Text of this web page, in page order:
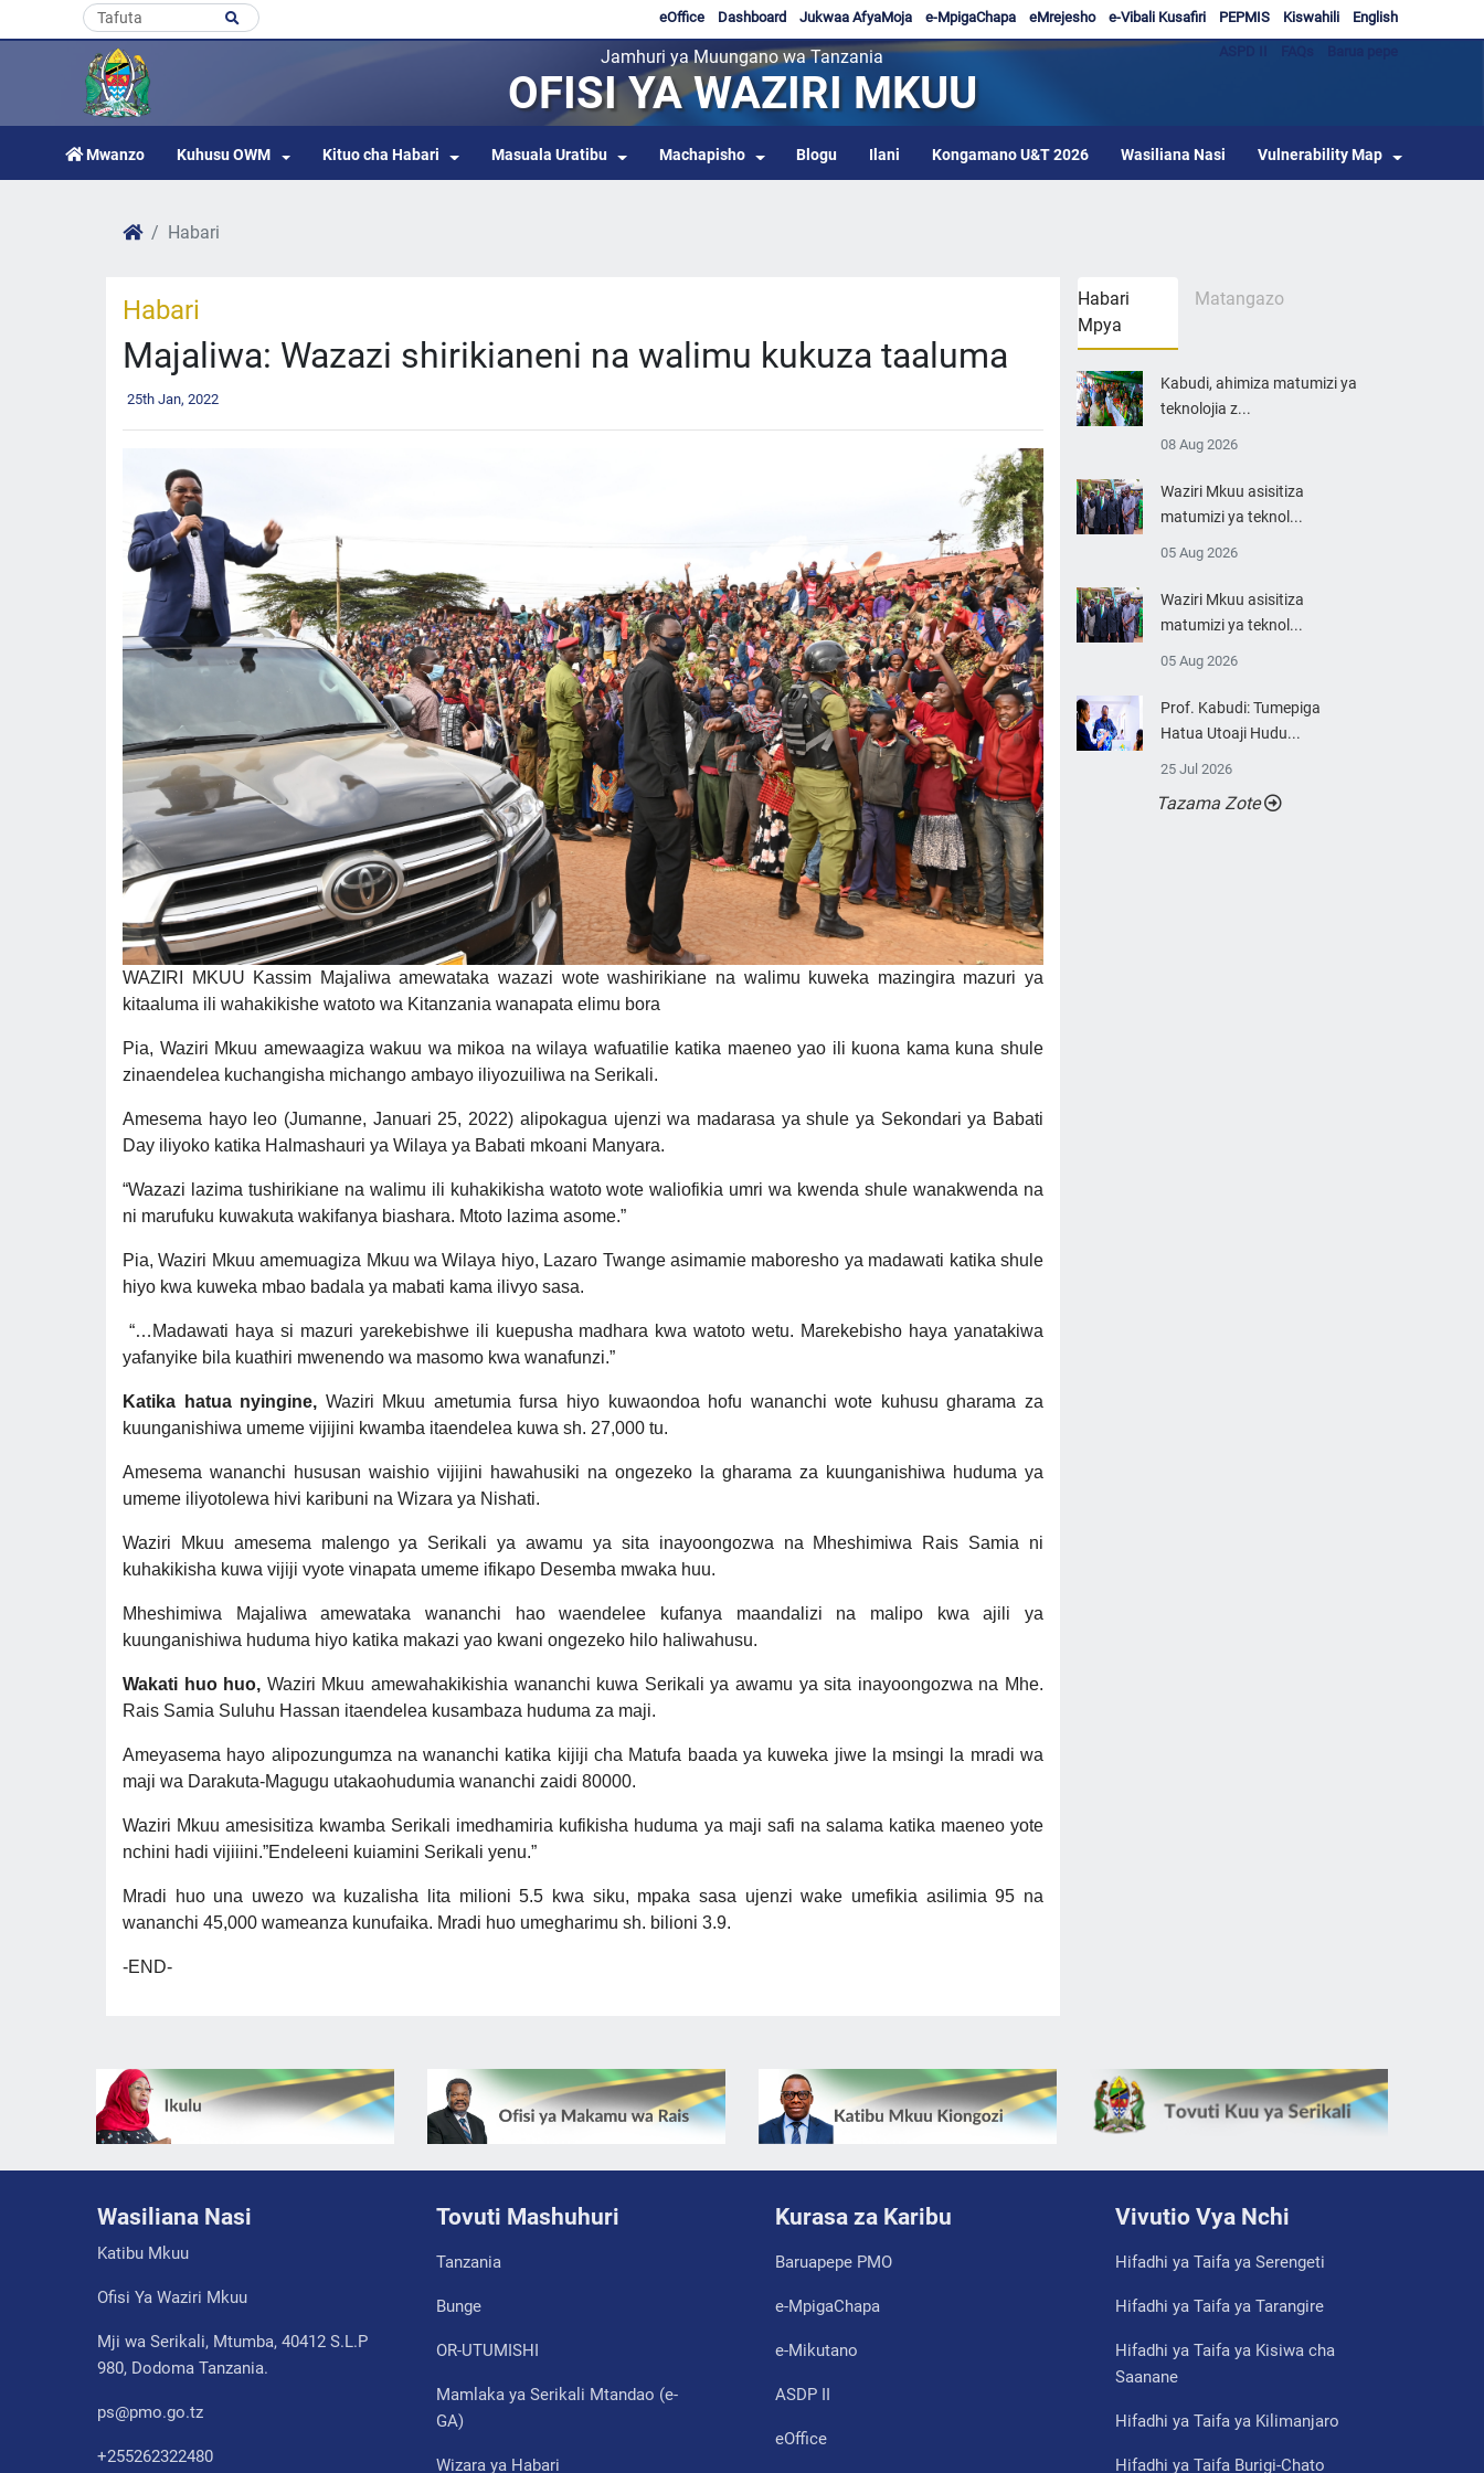
English
Kiswahili
PEPMIS
e-Vibali Kusafiri
eMrejesho
e-MpigaChapa
Jukwaa AfyaMoja
Dashboard
eOffice
Jamhuri ya Muungano wa Tanzania
OFISI YA WAZIRI MKUU
Mwanzo Kuhusu OWM Kituo cha Habari Masuala Uratibu Machapisho Blogu Ilani Kongamano U&T 2026 Wasiliana Nasi Vulnerability Map
Habari
Habari
Majaliwa: Wazazi shirikianeni na walimu kukuza taaluma
25th Jan, 2022
WAZIRI MKUU Kassim Majaliwa amewataka wazazi wote washirikiane na walimu kuweka mazingira mazuri ya
kitaaluma ili wahakikishe watoto wa Kitanzania wanapata elimu bora
Pia, Waziri Mkuu amewaagiza wakuu wa mikoa na wilaya wafuatilie katika maeneo yao ili kuona kama kuna shule
zinaendelea kuchangisha michango ambayo iliyozuiliwa na Serikali.
Amesema hayo leo (Jumanne, Januari 25, 2022) alipokagua ujenzi wa madarasa ya shule ya Sekondari ya Babati
Day iliyoko katika Halmashauri ya Wilaya ya Babati mkoani Manyara.
“Wazazi lazima tushirikiane na walimu ili kuhakikisha watoto wote waliofikia umri wa kwenda shule wanakwenda na
ni marufuku kuwakuta wakifanya biashara. Mtoto lazima asome.”
Pia, Waziri Mkuu amemuagiza Mkuu wa Wilaya hiyo, Lazaro Twange asimamie maboresho ya madawati katika shule
hiyo kwa kuweka mbao badala ya mabati kama ilivyo sasa.
“…Madawati haya si mazuri yarekebishwe ili kuepusha madhara kwa watoto wetu. Marekebisho haya yanatakiwa
yafanyike bila kuathiri mwenendo wa masomo kwa wanafunzi.”
Katika hatua nyingine, Waziri Mkuu ametumia fursa hiyo kuwaondoa hofu wananchi wote kuhusu gharama za
kuunganishiwa umeme vijijini kwamba itaendelea kuwa sh. 27,000 tu.
Amesema wananchi hususan waishio vijijini hawahusiki na ongezeko la gharama za kuunganishiwa huduma ya
umeme iliyotolewa hivi karibuni na Wizara ya Nishati.
Waziri Mkuu amesema malengo ya Serikali ya awamu ya sita inayoongozwa na Mheshimiwa Rais Samia ni
kuhakikisha kuwa vijiji vyote vinapata umeme ifikapo Desemba mwaka huu.
Mheshimiwa Majaliwa amewataka wananchi hao waendelee kufanya maandalizi na malipo kwa ajili ya
kuunganishiwa huduma hiyo katika makazi yao kwani ongezeko hilo haliwahusu.
Wakati huo huo, Waziri Mkuu amewahakikishia wananchi kuwa Serikali ya awamu ya sita inayoongozwa na Mhe.
Rais Samia Suluhu Hassan itaendelea kusambaza huduma za maji.
Ameyasema hayo alipozungumza na wananchi katika kijiji cha Matufa baada ya kuweka jiwe la msingi la mradi wa
maji wa Darakuta-Magugu utakaohudumia wananchi zaidi 80000.
Waziri Mkuu amesisitiza kwamba Serikali imedhamiria kufikisha huduma ya maji safi na salama katika maeneo yote
nchini hadi vijiiini.”Endeleeni kuiamini Serikali yenu.”
Mradi huo una uwezo wa kuzalisha lita milioni 5.5 kwa siku, mpaka sasa ujenzi wake umefikia asilimia 95 na
wananchi 45,000 wameanza kunufaika. Mradi huo umegharimu sh. bilioni 3.9.
-END-
Habari
Mpya
Matangazo
Kabudi, ahimiza matumizi ya
teknolojia z...
08 Aug 2026
Waziri Mkuu asisitiza
matumizi ya teknol...
05 Aug 2026
Waziri Mkuu asisitiza
matumizi ya teknol...
05 Aug 2026
Prof. Kabudi: Tumepiga
Hatua Utoaji Hudu...
25 Jul 2026
Tazama Zote
Wasiliana Nasi
Katibu Mkuu
Ofisi Ya Waziri Mkuu
Mji wa Serikali, Mtumba, 40412 S.L.P
980, Dodoma Tanzania.
ps@pmo.go.tz
+255262322480
Tovuti Mashuhuri
Tanzania
Bunge
OR-UTUMISHI
Mamlaka ya Serikali Mtandao (e-
GA)
Wizara ya Habari
Kurasa za Karibu
Baruapepe PMO
e-MpigaChapa
e-Mikutano
ASDP II
eOffice
Vivutio Vya Nchi
Hifadhi ya Taifa ya Serengeti
Hifadhi ya Taifa ya Tarangire
Hifadhi ya Taifa ya Kisiwa cha
Saanane
Hifadhi ya Taifa ya Kilimanjaro
Hifadhi ya Taifa Burigi-Chato